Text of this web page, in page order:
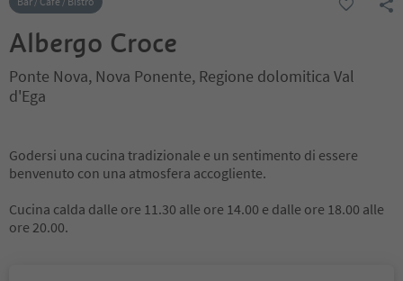
Albergo Croce
Ponte Nova, Nova Ponente, Regione dolomitica Val
d'Ega
Godersi una cucina tradizionale e un sentimento di essere
benvenuto con una atmosfera accogliente.
Cucina calda dalle ore 11.30 alle ore 14.00 e dalle ore 18.00 alle
ore 20.00.